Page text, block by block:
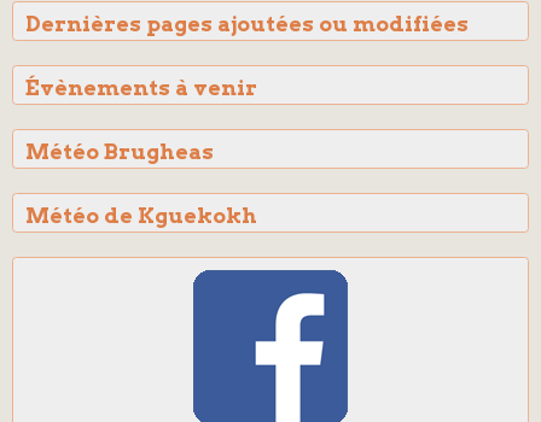
Dernières pages ajoutées ou modifiées
Évènements à venir
Météo Brugheas
Météo de Kguekokh